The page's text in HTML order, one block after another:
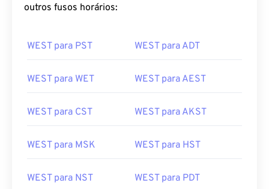
outros fusos horários:
WEST para PST WEST para ADT
WEST para WET WEST para AEST
WEST para CST WEST para AKST
WEST para MSK WEST para HST
WEST para NST WEST para PDT